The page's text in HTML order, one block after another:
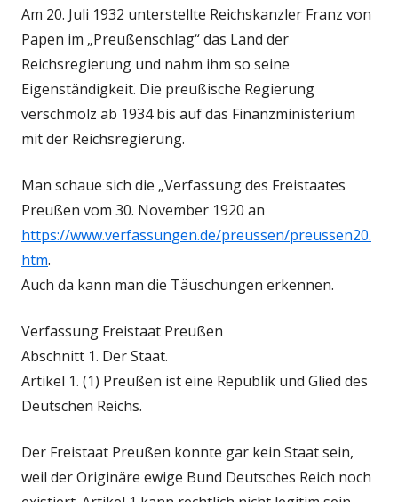
Am 20. Juli 1932 unterstellte Reichskanzler Franz von
Papen im „Preußenschlag“ das Land der
Reichsregierung und nahm ihm so seine
Eigenständigkeit. Die preußische Regierung
verschmolz ab 1934 bis auf das Finanzministerium
mit der Reichsregierung.
Man schaue sich die „Verfassung des Freistaates
Preußen vom 30. November 1920 an
https://www.verfassungen.de/preussen/preussen20.
htm.
Auch da kann man die Täuschungen erkennen.
Verfassung Freistaat Preußen
Abschnitt 1. Der Staat.
Artikel 1. (1) Preußen ist eine Republik und Glied des
Deutschen Reichs.
Der Freistaat Preußen konnte gar kein Staat sein,
weil der Originäre ewige Bund Deutsches Reich noch